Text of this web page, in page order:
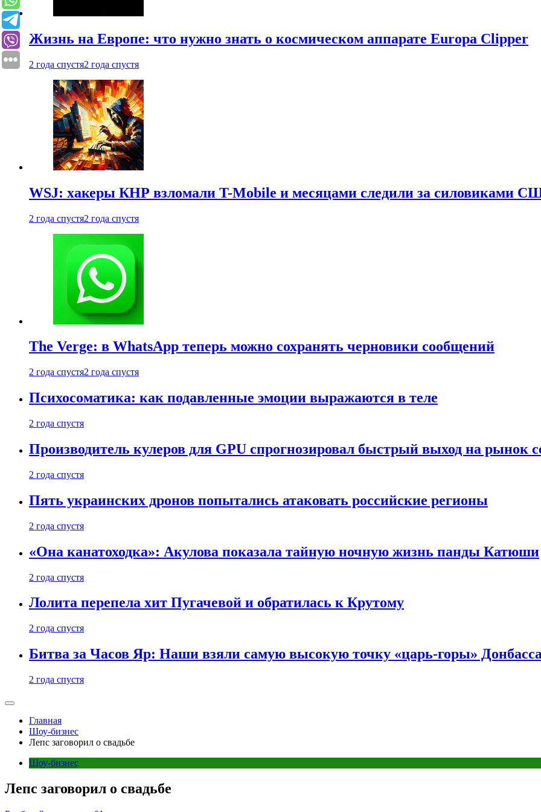
Жизнь на Европе: что нужно знать о космическом аппарате Europa Clipper
2 года спустя2 года спустя
WSJ: хакеры КНР взломали T-Mobile и месяцами следили за силовиками
2 года спустя2 года спустя
The Verge: в WhatsApp теперь можно сохранять черновики сообщений
2 года спустя2 года спустя
Психосоматика: как подавленные эмоции выражаются в теле
2 года спустя
Производитель кулеров для GPU спрогнозировал быстрый выход на рынок
2 года спустя
Пять украинских дронов попытались атаковать российские регионы
2 года спустя
«Она канатоходка»: Акулова показала тайную ночную жизнь панды Катюши
2 года спустя
Лолита перепела хит Пугачевой и обратилась к Крутому
2 года спустя
Битва за Часов Яр: Наши взяли самую высокую точку «царь-горы»
2 года спустя
Главная
Шоу-бизнес
Лепс заговорил о свадьбе
Шоу-бизнес
Лепс заговорил о свадьбе